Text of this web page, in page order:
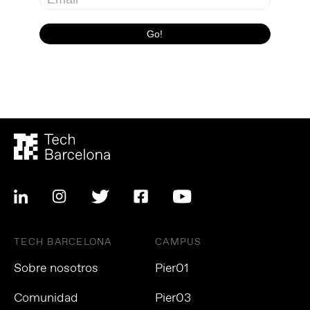
TECH BARCELONA
Sobre nosotros
Comunidad
CAMPUS
Pier01
Pier03